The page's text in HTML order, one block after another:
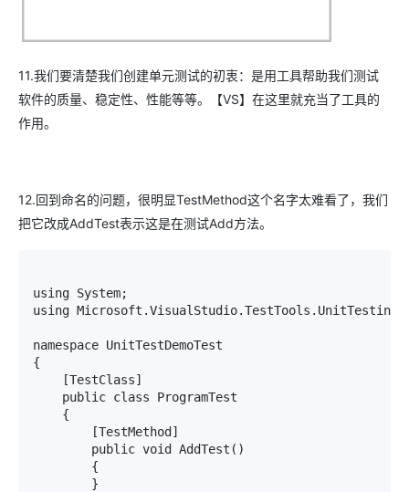
11.我们要清楚我们创建单元测试的初衷：是用工具帮助我们测试
软件的质量、稳定性、性能等等。【VS】在这里就充当了工具的
作用。
12.回到命名的问题，很明显TestMethod这个名字太难看了，我们
把它改成AddTest表示这是在测试Add方法。
using System;
using Microsoft.VisualStudio.TestTools.UnitTesting;
namespace UnitTestDemoTest
{
    [TestClass]
    public class ProgramTest
    {
        [TestMethod]
        public void AddTest()
        {
        }